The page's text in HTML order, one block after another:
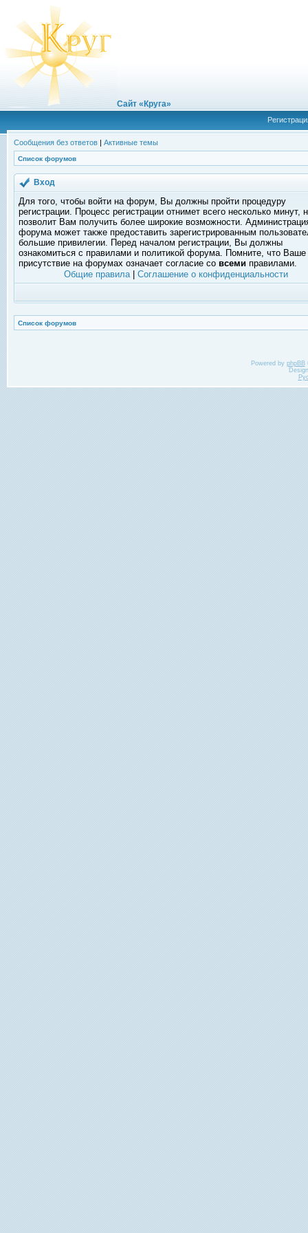
Сайт «Круга»
Сообщения без ответов | Активные темы
Список форумов
Вход
Для того, чтобы войти на форум, Вы должны пройти процедуру
регистрации. Процесс регистрации отнимет всего несколько минут,
позволит Вам получить более широкие возможности.
форума может также предоставить зарегистрированным
большие привилегии. Перед началом регистрации, Вы должны
ознакомиться с правилами и политикой форума. Помните, что Ваше
присутствие на форумах означает согласие со всеми правилами.
Общие правила| Соглашение о конфиденциальности
Список форумов
Powered by phpBB